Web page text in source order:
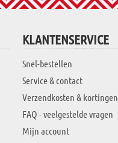
KLANTENSERVICE
Snel-bestellen
Service & contact
Verzendkosten & kortingen
FAQ - veelgestelde vragen
Mijn account